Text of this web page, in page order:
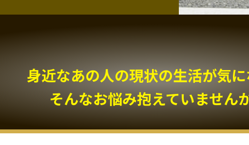
身近なあの人の現状の生活が気
そんなお悩み抱えていません